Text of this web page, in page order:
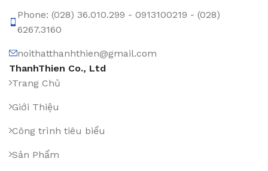
Phone: (028) 36.010.299 - 0913100219 - (028)
6267.3160
noithatthanhthien@gmail.com
ThanhThien Co., Ltd
Trang Chủ
Giới Thiệu
Công trình tiêu biểu
Sản Phẩm